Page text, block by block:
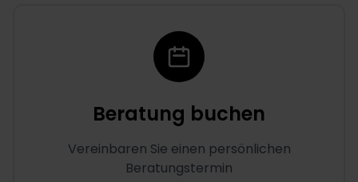
Beratung buchen
Vereinbaren Sie einen persönlichen
Beratungstermin